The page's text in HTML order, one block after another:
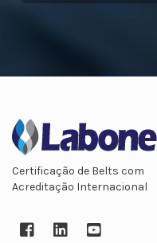
Certificação de Belts com
Acreditação Internacional
Facebook
LinkedIn